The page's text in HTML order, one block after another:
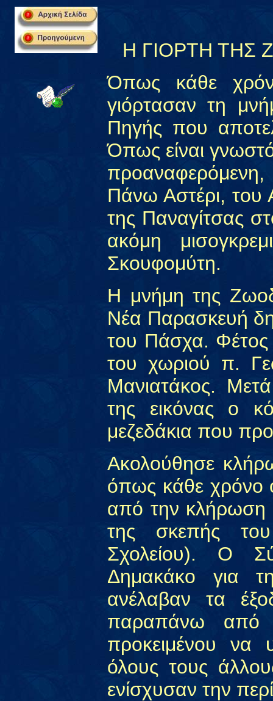
Η ΓΙΟΡΤΗ ΤΗΣ
Όπως κάθε
γιόρτασαν τη
Πηγής που
Όπως είναι
προαναφερόμενη,
Πάνω Αστέρι, του
της Παναγίτσας
ακόμη
Σκουφομύτη.
Η μνήμη της
Νέα Παρασκευή
του Πάσχα. Φέτος
του χωριού π.
Μανιατάκος.
της εικόνας ο
μεζεδάκια που
Ακολούθησε
όπως κάθε χρόνο
από την κλήρωση
της σκεπής
Σχολείου). Ο
Δημακάκο για
ανέλαβαν τα
παραπάνω από
προκειμένου να
όλους τους
ενίσχυσαν την